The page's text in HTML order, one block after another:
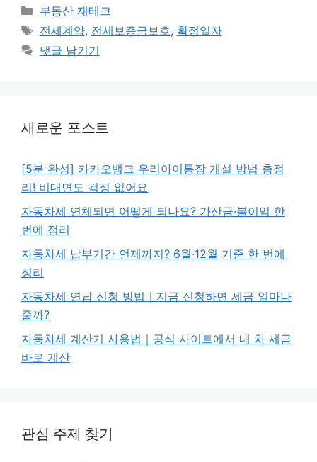
카
테
리
부동산 재테크
태
그
전세계약, 전세보증금보호, 확정일자
댓글 남기기
새로운 포스트
[5분 완성] 카카오뱅크 우리아이통장 개설 방법 총정
리! 비대면도 걱정 없어요
자동차세 연체되면 어떻게 되나요? 가산금·불이익 한
번에 정리
자동차세 납부기간 언제까지? 6월·12월 기준 한 번에
정리
자동차세 연납 신청 방법｜지금 신청하면 세금 얼마나
줄까?
자동차세 계산기 사용법｜공식 사이트에서 내 차 세금
바로 계산
관심 주제 찾기